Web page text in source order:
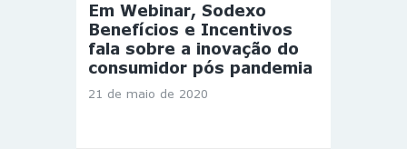
Em Webinar, Sodexo
Benefícios e Incentivos
fala sobre a inovação do
consumidor pós pandemia
21 de maio de 2020